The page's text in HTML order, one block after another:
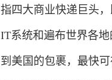
指四大商业快递巨头
IT系统和遍布世界各
到美国的包裹，最快